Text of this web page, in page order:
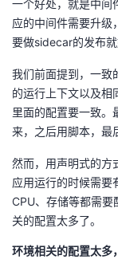
一个好处，就是中间
应的中间件需要升级
要做sidecar的发布就
我们前面提到，一致
的运行上下文以及相
里面的配置要一致。
来，之后用脚本，最
然而，用声明式的方
应用运行的时候需要
CPU、存储等都需
关的配置太多了。
环境相关的配置太多